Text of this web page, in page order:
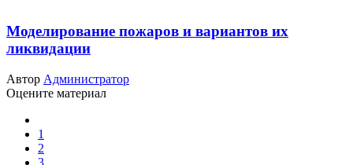
Моделирование пожаров и вариантов их
ликвидации
Автор Администратор
Оцените материал
1
2
3